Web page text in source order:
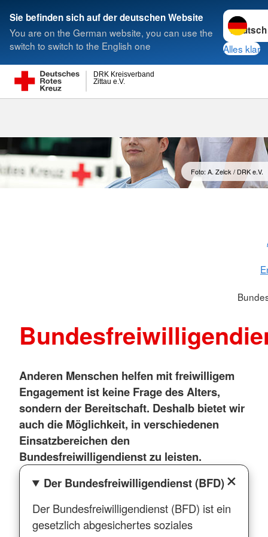
Sie befinden sich auf der deutschen Website
You are on the German website, you can use the
switch to switch to the English one
Sprache
Alles klar
Zittau e.V.
DRK Kreisverband
Suche
Foto: A. Zelck / DRK e.V.
Anderen Menschen helfen mit freiwilligem
Engagement ist keine Frage des Alters,
sondern der Bereitschaft. Deshalb bietet wir
auch die Möglichkeit, in verschiedenen
Einsatzbereichen den
Bundesfreiwilligendienst zu leisten.
Der Bundesfreiwilligendienst (BFD)
Der Bundesfreiwilligendienst (BFD) ist ein
gesetzlich abgesichertes soziales